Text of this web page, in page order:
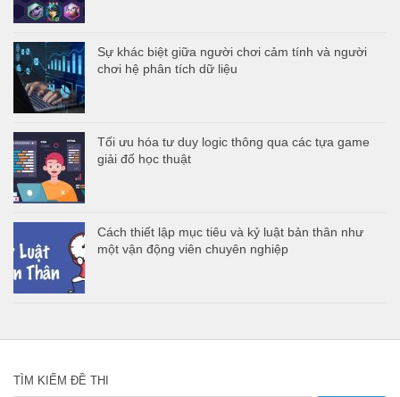
Sự khác biệt giữa người chơi cảm tính và người
chơi hệ phân tích dữ liệu
Tối ưu hóa tư duy logic thông qua các tựa game
giải đố học thuật
Cách thiết lập mục tiêu và kỷ luật bản thân như
một vận động viên chuyên nghiệp
TÌM KIẾM ĐỀ THI